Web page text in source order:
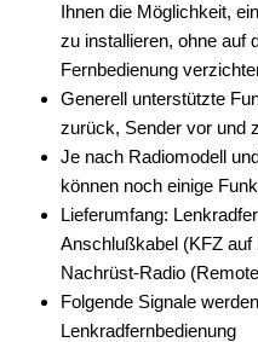
SD-Adapter
Stromversorgung
Subwoofer-Zubehör
USB-Adapter
Verstärker-Zubehör
Vorverstärkeradapter
Wechsler-Zubehör
Ihnen die Möglichkeit,
zu installieren, ohne auf
Fernbedienung
Generell unterstützte
zurück, Sender vor und
Je nach Radiomodell
können noch einige
Lieferumfang:
Anschlußkabel (KFZ
Nachrüst-Radio
Folgende Signale
Lenkradfernbedienung